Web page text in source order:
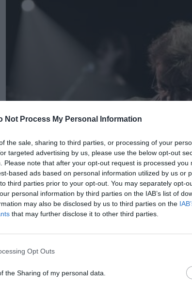
Not Process My Personal Information
the sale, sharing to third parties, or processing of your
targeted advertising by us, please use the below opt-out
Please note that after your opt-out request is processed you
based ads based on personal information utilized by us or
third parties prior to your opt-out. You may separately opt-
personal information by third parties on the IAB’s list of
may also be disclosed by us to third parties on the
that may further disclose it to other third parties.
Opt Outs
the Sharing of my personal data.
Θέατρο Σαλαμίνας
Ο Μίλτος Πασχαλίδης έρχεται ζωντανά στη